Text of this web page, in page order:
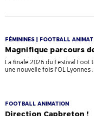
FÉMININES | FOOTBALL
Magnifique parcours
La finale 2026 du Festival Foot
une nouvelle fois l'OL Lyonnes
FOOTBALL ANIMATION
Direction Capbreton !